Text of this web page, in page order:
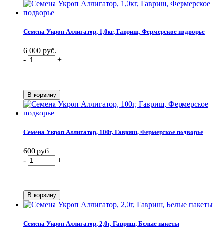
Семена Укроп Аллигатор, 1,0кг, Гавриш, Фермерское подворье
6 000 руб.
-
+
Семена Укроп Аллигатор, 100г, Гавриш, Фермерское подворье
600 руб.
-
+
Семена Укроп Аллигатор, 2,0г, Гавриш, Белые пакеты